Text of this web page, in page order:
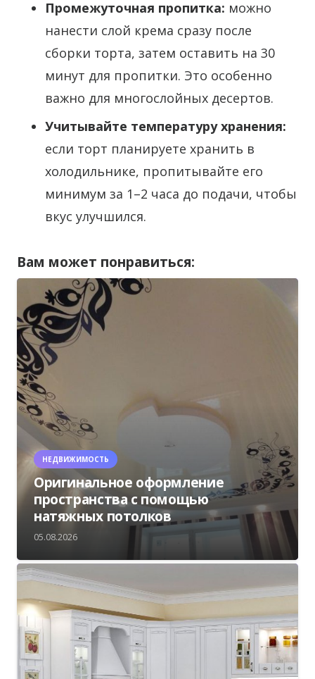
Промежуточная пропитка: можно
нанести слой крема сразу после
сборки торта, затем оставить на 30
минут для пропитки. Это особенно
важно для многослойных десертов.
Учитывайте температуру хранения:
если торт планируете хранить в
холодильнике, пропитывайте его
минимум за 1–2 часа до подачи, чтобы
вкус улучшился.
Вам может понравиться:
НЕДВИЖИМОСТЬ
Оригинальное оформление
пространства с помощью
натяжных потолков
05.08.2026